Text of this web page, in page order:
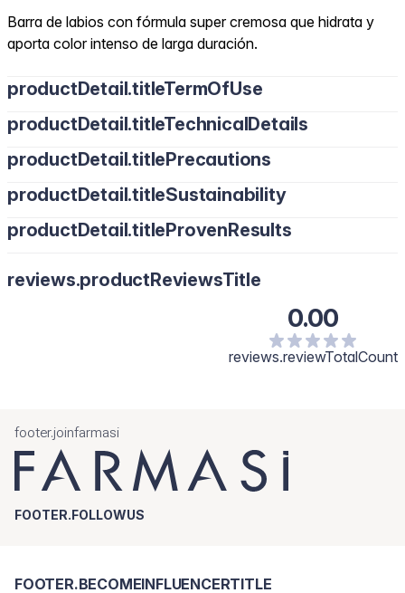
Barra de labios con fórmula super cremosa que hidrata y
aporta color intenso de larga duración.
productDetail.titleTermOfUse
productDetail.titleTechnicalDetails
productDetail.titlePrecautions
Solo para uso externo. En caso de irritación o reacción,
Mantener fuera del alcance de los niños.
productDetail.titleSustainability
productDetail.titleProvenResults
reviews.productReviewsTitle
0.00
reviews.reviewTotalCount
footer.joinfarmasi
FOOTER.FOLLOWUS
FOOTER.BECOMEINFLUENCERTITLE